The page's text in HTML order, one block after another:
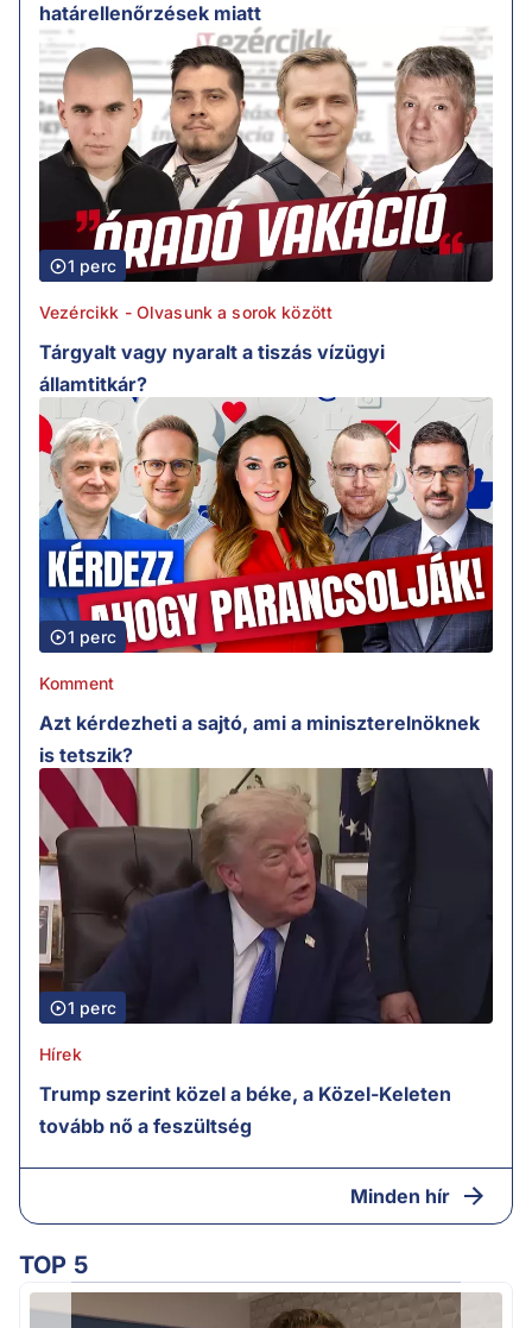
határellenőrzések miatt
1 perc
Vezércikk - Olvasunk a sorok között
Tárgyalt vagy nyaralt a tiszás vízügyi
államtitkár?
1 perc
Komment
Azt kérdezheti a sajtó, ami a miniszterelnöknek
is tetszik?
1 perc
Hírek
Trump szerint közel a béke, a Közel-Keleten
tovább nő a feszültség
Minden hír
TOP 5